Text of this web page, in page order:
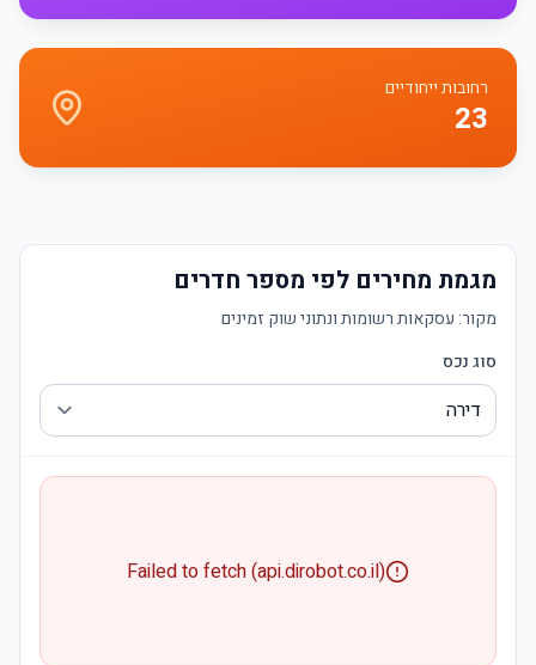
רחובות ייחודיים
23
מגמת מחירים לפי מספר חדרים
מקור: עסקאות רשומות ונתוני שוק זמינים
סוג נכס
Failed to fetch (api.dirobot.co.il)